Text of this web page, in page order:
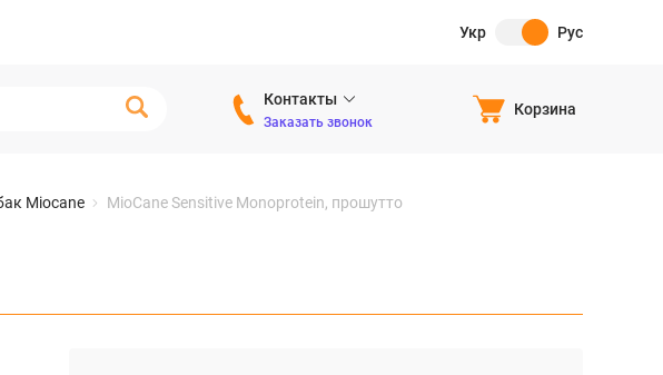
Укр Рус
Контакты
Заказать звонок
Корзина
Miocane MioCane Sensitive Monoprotein, прошутто